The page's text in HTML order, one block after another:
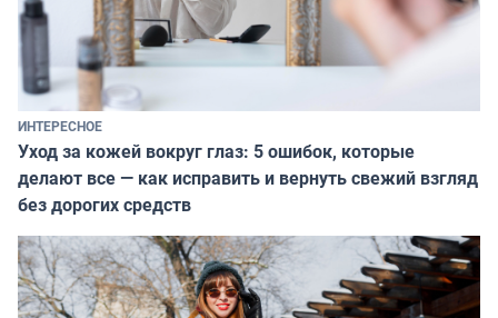
ИНТЕРЕСНОЕ
Уход за кожей вокруг глаз: 5 ошибок, которые
делают все — как исправить и вернуть свежий взгляд
без дорогих средств